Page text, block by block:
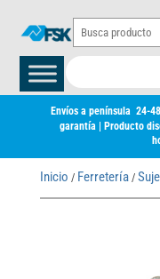
Envíos a península 24-
garantía | Producto
Inicio / Ferretería/